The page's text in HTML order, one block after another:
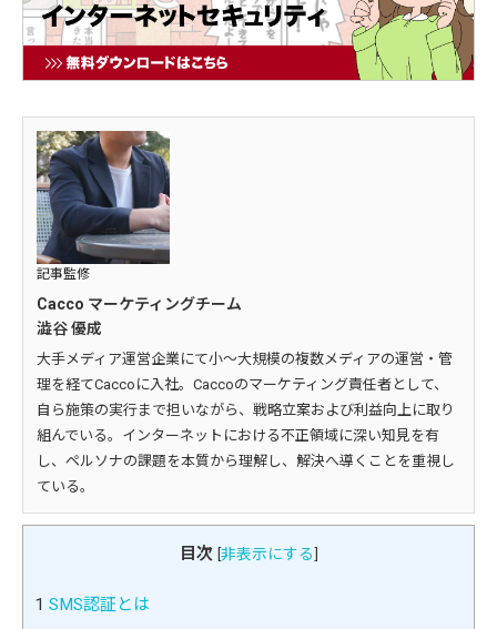
記事監修
Cacco マーケティングチーム
澁谷 優成
大手メディア運営企業にて小～大規模の複数メディアの運営・管
理を経てCaccoに入社。Caccoのマーケティング責任者として、
自ら施策の実行まで担いながら、戦略立案および利益向上に取り
組んでいる。インターネットにおける不正領域に深い知見を有
し、ペルソナの課題を本質から理解し、解決へ導くことを重視し
ている。
目次 [非表示にする]
1 SMS認証とは